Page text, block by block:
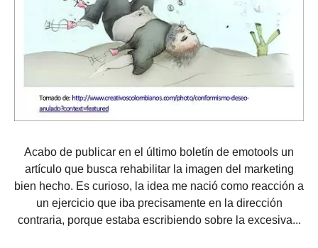
Acabo de publicar en el último boletín de emotools un
artículo que busca rehabilitar la imagen del marketing
bien hecho. Es curioso, la idea me nació como reacción a
un ejercicio que iba precisamente en la dirección
contraria, porque estaba escribiendo sobre la excesiva...